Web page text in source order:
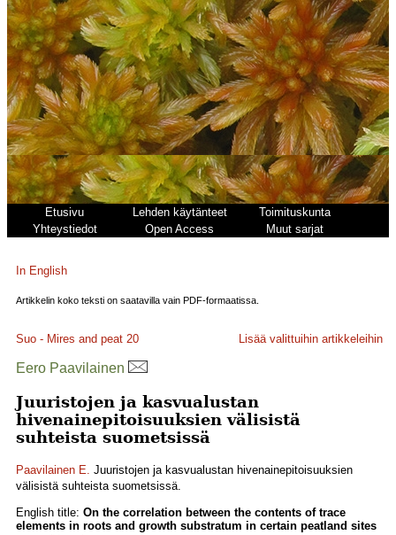
Etusivu Lehden käytänteet
Toimituskunta
Yhteystiedot
Open Access Muut sarjat
In English
Artikkelin koko teksti on saatavilla vain PDF-formaatissa.
Suo - Mires and peat 20 Lisää valittuihin artikkeleihin
Eero Paavilainen
Juuristojen ja kasvualustan
hivenainepitoisuuksien välisistä
suhteista suometsissä
Paavilainen E. Juuristojen ja kasvualustan hivenainepitoisuuksien
välisistä suhteista suometsissä.
English title: On the correlation between the contents of trace
elements in roots and growth substratum in certain peatland sites